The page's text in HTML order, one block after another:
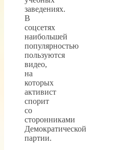
заведениях.
В
соцсетях
наибольшей
популярностью
пользуются
видео,
на
которых
активист
спорит
со
сторонниками
Демократической
партии.